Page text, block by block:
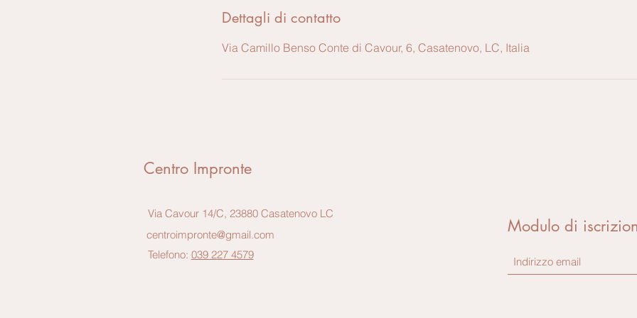
Dettagli di contatto
Via Camillo Benso Conte di Cavour, 6, Casatenovo, LC, Italia
Centro Impronte
Via Cavour 14/C, 23880 Casatenovo LC
centroimpronte@gmail.com
Telefono: 039 227 4579
Modulo di